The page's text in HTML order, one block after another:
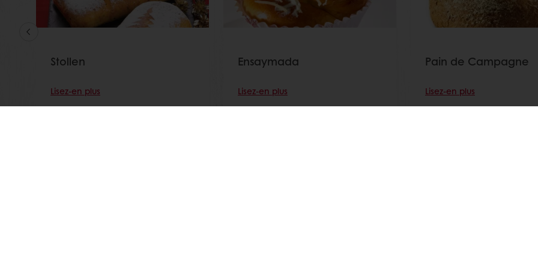
Stollen
Lisez-en plus
Ensaymada
Lisez-en plus
Pain de Campagne
Lisez-en plus